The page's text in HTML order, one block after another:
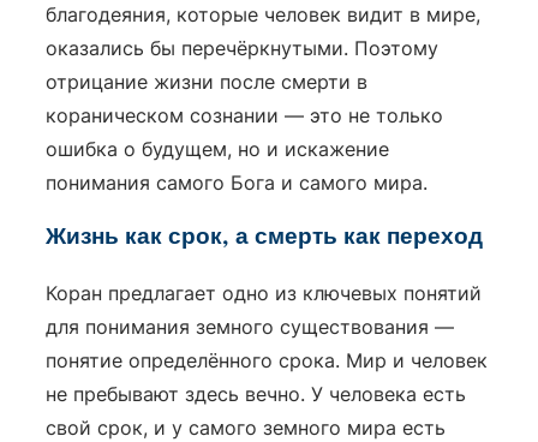
благодеяния, которые человек видит в мире,
оказались бы перечёркнутыми. Поэтому
отрицание жизни после смерти в
кораническом сознании — это не только
ошибка о будущем, но и искажение
понимания самого Бога и самого мира.
Жизнь как срок, а смерть как переход
Коран предлагает одно из ключевых понятий
для понимания земного существования —
понятие определённого срока. Мир и человек
не пребывают здесь вечно. У человека есть
свой срок, и у самого земного мира есть